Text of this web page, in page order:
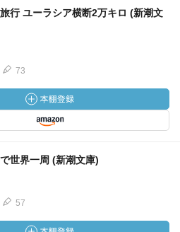
行 ユーラシア横断2万キロ (新潮文
73
世界一周 (新潮文庫)
57